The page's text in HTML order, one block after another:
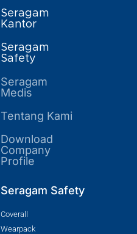
Seragam
Kantor
Seragam
Safety
Seragam
Medis
Tentang Kami
Download
Company
Profile
Seragam Safety
Coverall
Wearpack